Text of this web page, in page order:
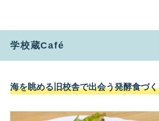
学校蔵Café
海を眺める旧校舎で出会う発酵食づ